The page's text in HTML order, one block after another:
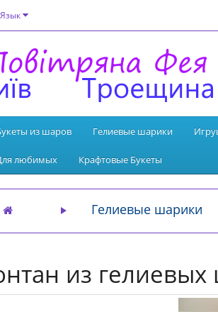
Язык
из шаров Гелиевые шарики
любимых Крафтовые Букеты
Гелиевые шарики
из